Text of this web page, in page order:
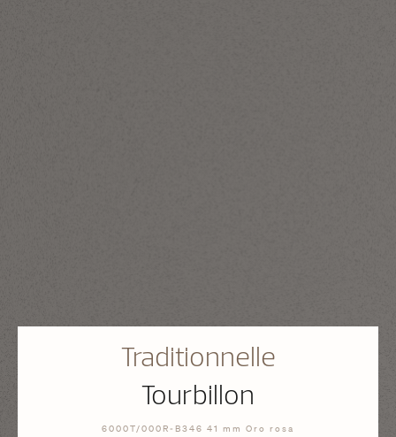
Traditionnelle
Tourbillon
6000T/000R-B346 41 mm Oro rosa